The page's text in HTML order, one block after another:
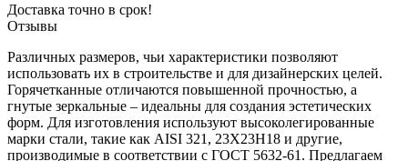
Доставка точно в срок!
Отзывы
Различных размеров, чьи характеристики позволяют
использовать их в строительстве и для дизайнерских целей.
Горячетканные отличаются повышенной прочностью, а
гнутые зеркальные – идеальны для создания эстетических
форм. Для изготовления используют высоколегированные
марки стали, такие как AISI 321, 23Х23Н18 и другие,
производимые в соответствии с ГОСТ 5632-61. Предлагаем